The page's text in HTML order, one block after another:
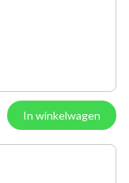
In winkelwagen